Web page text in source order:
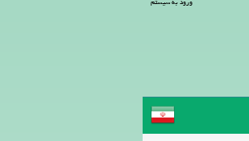
ورود به سیستم